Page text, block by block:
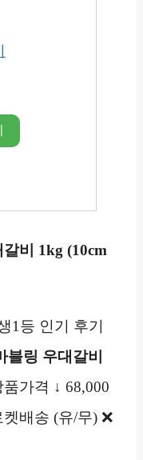
비 1kg (10cm
1등 인기 후기
링 우대갈비
품가격 ↓ 68,000
배송 (유/무) ❌